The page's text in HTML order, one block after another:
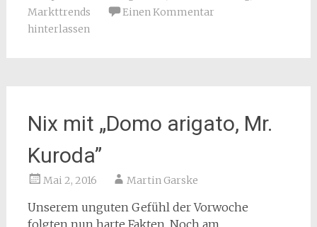
Markttrends
Einen Kommentar
hinterlassen
Nix mit „Domo arigato, Mr.
Kuroda”
Mai 2, 2016 Martin Garske
Unserem unguten Gefühl der Vorwoche
folgten nun harte Fakten. Noch am